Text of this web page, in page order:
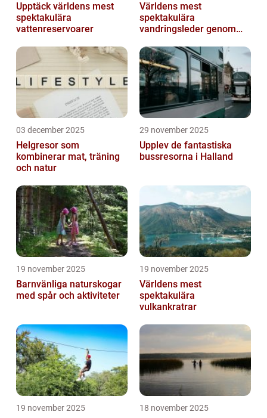
Upptäck världens mest
spektakulära
vattenreservoarer
Världens mest
spektakulära
vandringsleder genom
03 december 2025
Helgresor som
kombinerar mat, träning
och natur
29 november 2025
Upplev de fantastiska
bussresorna i Halland
19 november 2025
Barnvänliga naturskogar
med spår och aktiviteter
19 november 2025
Världens mest
spektakulära
vulkankratrar
19 november 2025 18 november 2025